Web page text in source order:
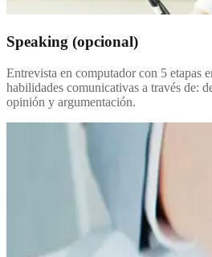
Speaking (opcional)
Entrevista en computador con 5 etapas
habilidades comunicativas a través de:
opinión y argumentación.